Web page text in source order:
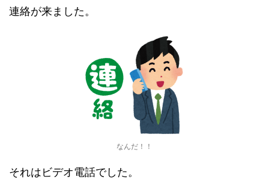
連絡が来ました。
なんだ！！
それはビデオ電話でした。